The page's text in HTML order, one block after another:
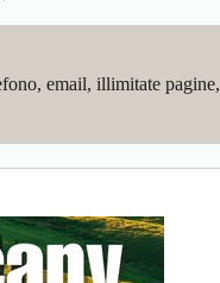
email, illimitate pagine,